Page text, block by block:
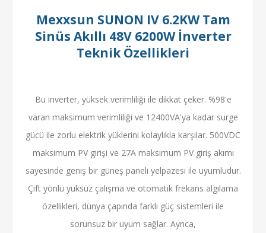
Mexxsun SUNON IV 6.2KW Tam
Sinüs Akıllı 48V 6200W İnverter
Teknik Özellikleri
Bu inverter, yüksek verimliliği ile dikkat çeker. %98'e
varan maksimum verimliliği ve 12400VA'ya kadar surge
gücü ile zorlu elektrik yüklerini kolaylıkla karşılar. 500VDC
maksimum PV girişi ve 27A maksimum PV giriş akımı
sayesinde geniş bir güneş paneli yelpazesi ile uyumludur.
Çift yönlü yüksüz çalışma ve otomatik frekans algılama
özellikleri, dünya çapında farklı güç sistemleri ile
sorunsuz bir uyum sağlar. Ayrıca,